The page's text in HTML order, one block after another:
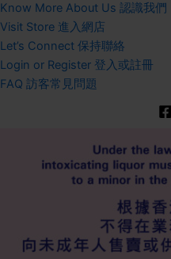
Know More About Us 認識我們
Visit Store 進入網店
Let’s Connect 保持聯絡
Login or Register 登入或註冊
FAQ 訪客常見問題